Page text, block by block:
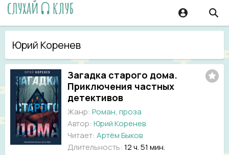
Юрий Коренев
Загадка старого дома.
Приключения частных
детективов
Жанр: Роман, проза
Автор: Юрий Коренев
Читает: Артём Быков
Длительность: 12 ч. 51 мин.